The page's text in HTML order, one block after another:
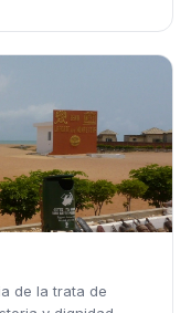
de la trata de